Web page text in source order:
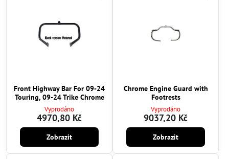
Front Highway Bar For 09-24
Touring, 09-24 Trike Chrome
Vyprodáno
4970,80 Kč
Zobrazit
Chrome Engine Guard with
Footrests
Vyprodáno
9037,20 Kč
Zobrazit